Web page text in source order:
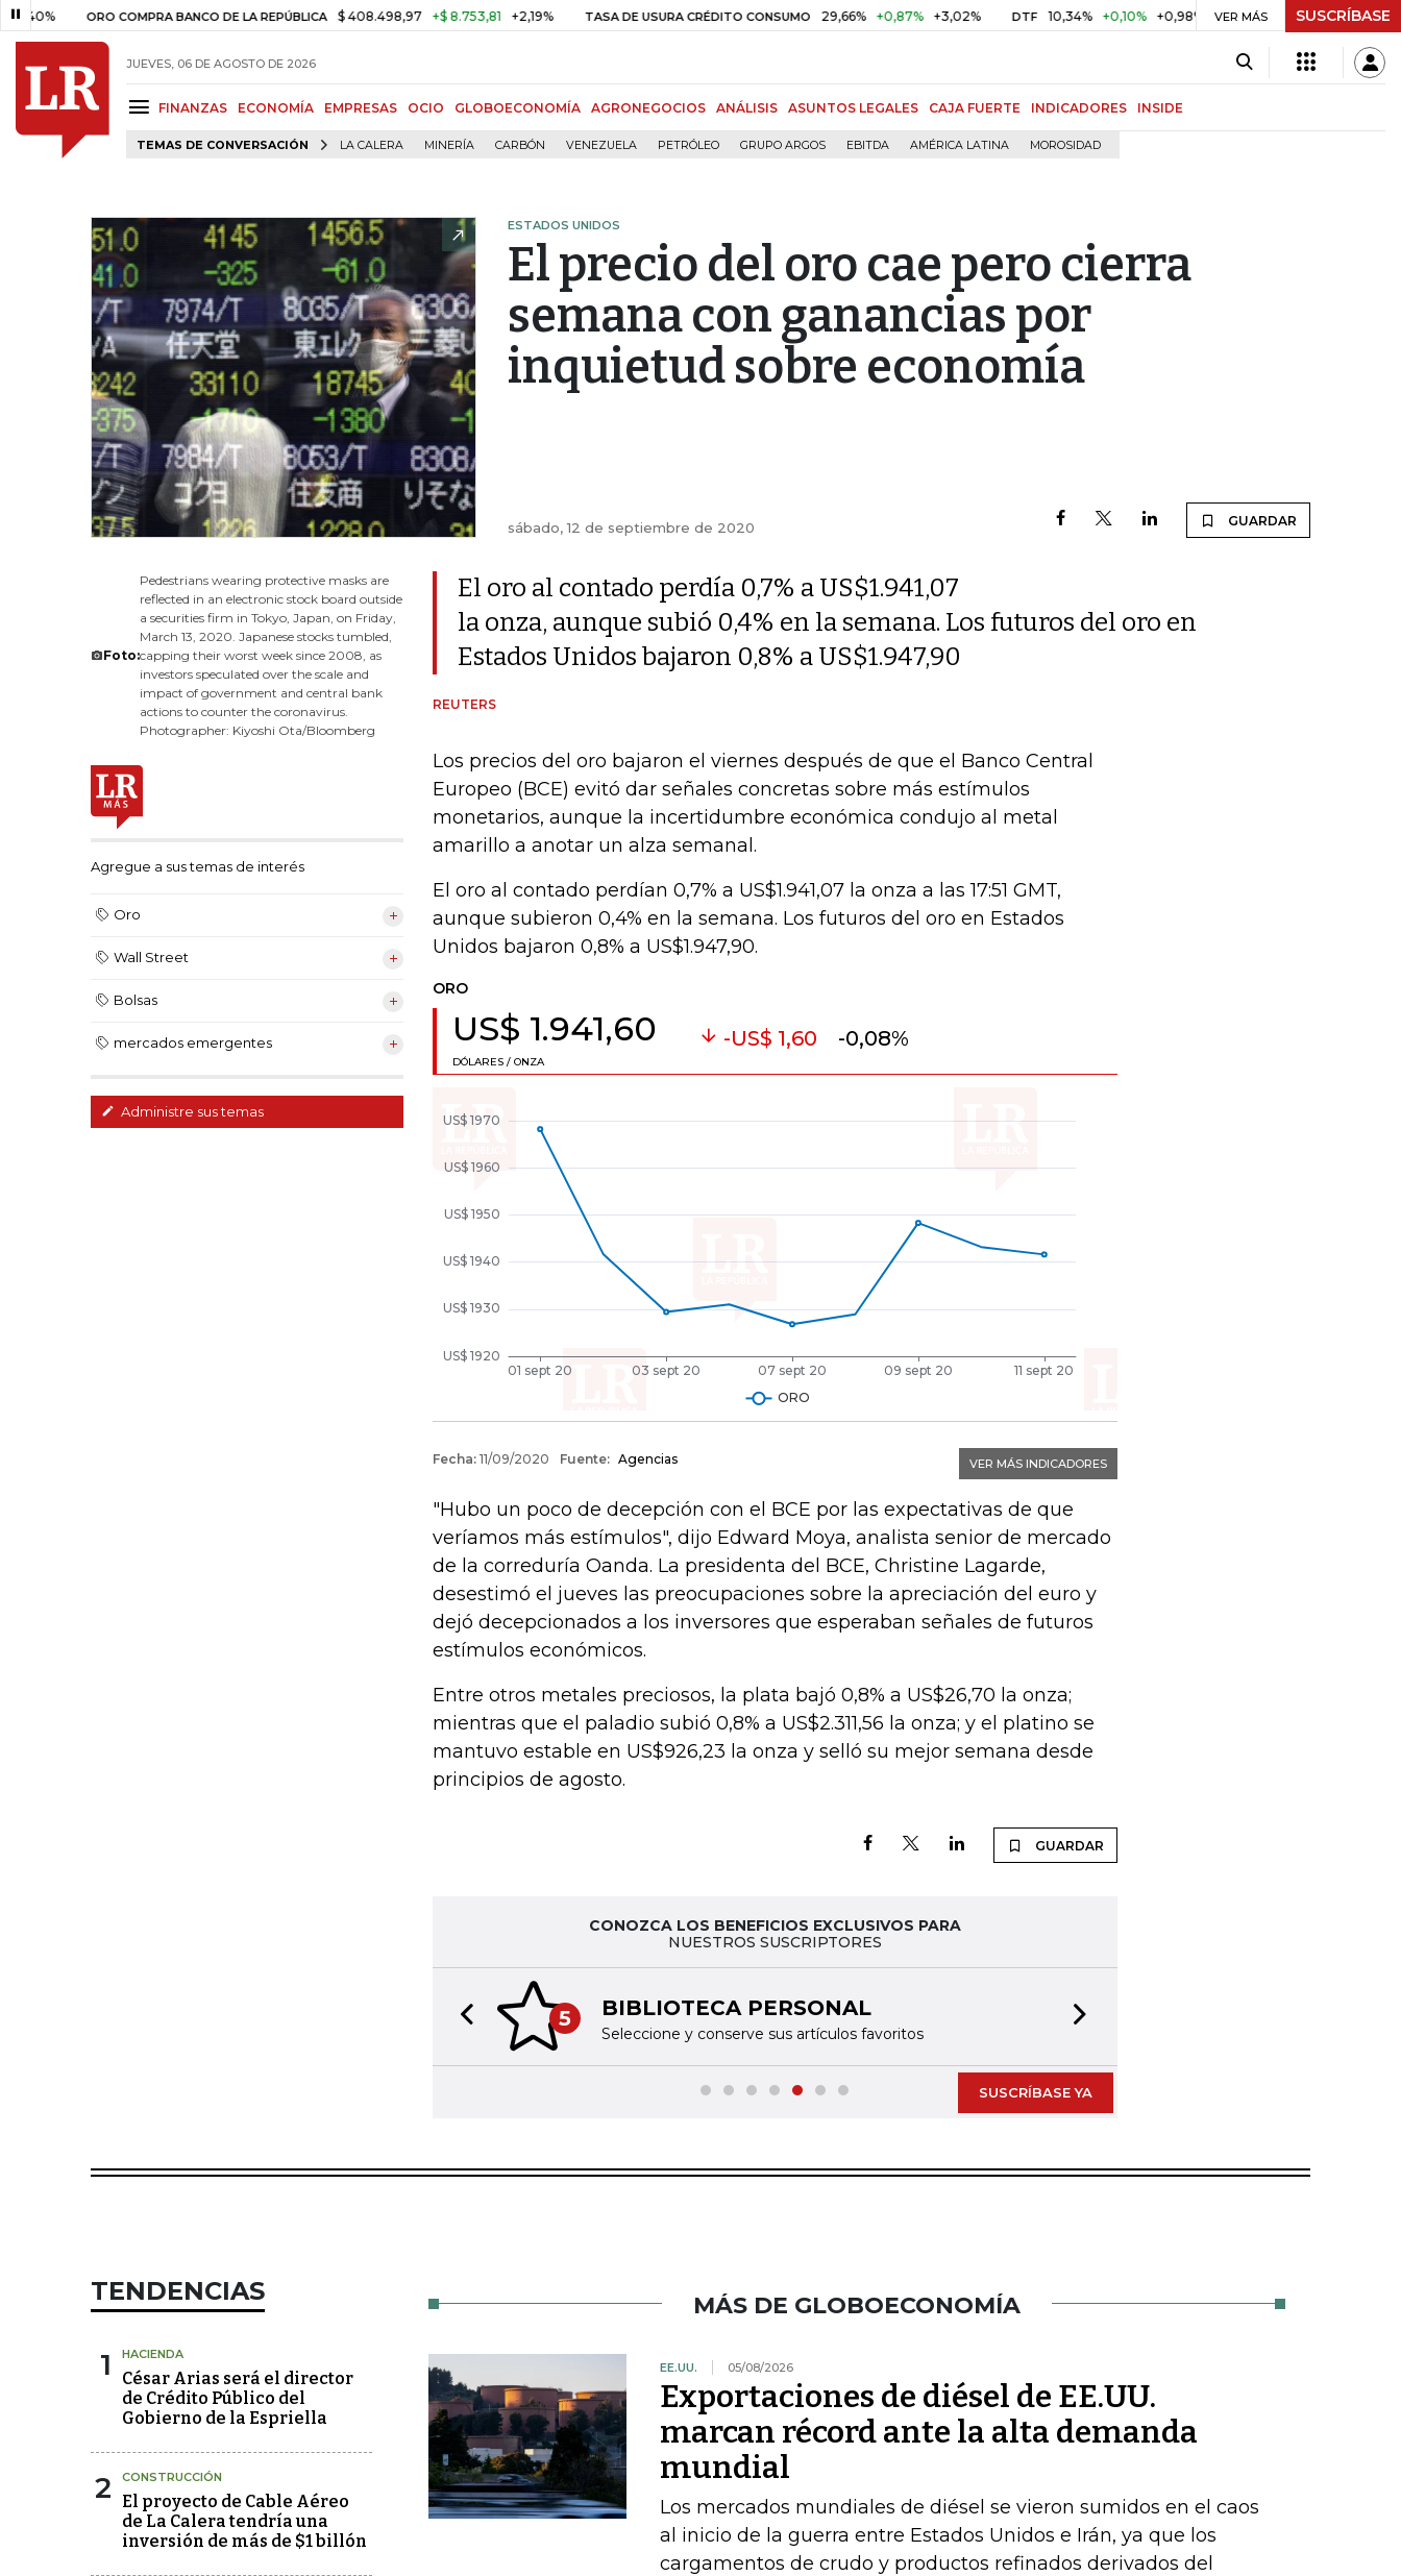
ORO COMPRA BANCO DE LA REPÚBLICA $ 408.498,97 +$ 8.753,81 +2,19% TASA DE USURA CRÉDITO CONSUMO 29,66% +0,87% +3,02% DTF 10,34% +0,10% +0,98% UVR $ 416,86 +$ 0,05 +0,01%
VER MÁS SUSCRÍBASE
JUEVES, 06 DE AGOSTO DE 2026
FINANZAS ECONOMÍA EMPRESAS OCIO GLOBOECONOMÍA AGRONEGOCIOS ANÁLISIS ASUNTOS LEGALES CAJA FUERTE INDICADORES INSIDE
TEMAS DE CONVERSACIÓN LA CALERA MINERÍA CARBÓN VENEZUELA PETRÓLEO GRUPO ARGOS EBITDA AMÉRICA LATINA MOROSIDAD
ESTADOS UNIDOS
El precio del oro cae pero cierra
semana con ganancias por
inquietud sobre economía
sábado, 12 de septiembre de 2020 GUARDAR
Foto:
Pedestrians wearing protective masks are
reflected in an electronic stock board outside
a securities firm in Tokyo, Japan, on Friday,
March 13, 2020. Japanese stocks tumbled,
capping their worst week since 2008, as
investors speculated over the scale and
impact of government and central bank
actions to counter the coronavirus.
Photographer: Kiyoshi Ota/Bloomberg
Agregue a sus temas de interés
Oro
Wall Street
Bolsas
mercados emergentes
Administre sus temas
El oro al contado perdía 0,7% a US$1.941,07
la onza, aunque subió 0,4% en la semana. Los futuros del oro en
Estados Unidos bajaron 0,8% a US$1.947,90
REUTERS
Los precios del oro bajaron el viernes después de que el Banco Central
Europeo (BCE) evitó dar señales concretas sobre más estímulos
monetarios, aunque la incertidumbre económica condujo al metal
amarillo a anotar un alza semanal.
El oro al contado perdían 0,7% a US$1.941,07 la onza a las 17:51 GMT,
aunque subieron 0,4% en la semana. Los futuros del oro en Estados
Unidos bajaron 0,8% a US$1.947,90.
"Hubo un poco de decepción con el BCE por las expectativas de que
veríamos más estímulos", dijo Edward Moya, analista senior de mercado
de la correduría Oanda. La presidenta del BCE, Christine Lagarde,
desestimó el jueves las preocupaciones sobre la apreciación del euro y
dejó decepcionados a los inversores que esperaban señales de futuros
estímulos económicos.
Entre otros metales preciosos, la plata bajó 0,8% a US$26,70 la onza;
mientras que el paladio subió 0,8% a US$2.311,56 la onza; y el platino se
mantuvo estable en US$926,23 la onza y selló su mejor semana desde
principios de agosto.
GUARDAR
CONOZCA LOS BENEFICIOS EXCLUSIVOS PARA
NUESTROS SUSCRIPTORES
5 BIBLIOTECA PERSONAL
Seleccione y conserve sus artículos favoritos
Previous slide
SUSCRÍBASE YA
TENDENCIAS
1 HACIENDA
César Arias será el director
de Crédito Público del
Gobierno de la Espriella
2 CONSTRUCCIÓN
El proyecto de Cable Aéreo
de La Calera tendría una
inversión de más de $1 billón
MÁS DE GLOBOECONOMÍA
EE.UU. 05/08/2026
Exportaciones de diésel de EE.UU.
marcan récord ante la alta demanda
mundial
Los mercados mundiales de diésel se vieron sumidos en el caos
al inicio de la guerra entre Estados Unidos e Irán, ya que los
cargamentos de crudo y productos refinados derivados del